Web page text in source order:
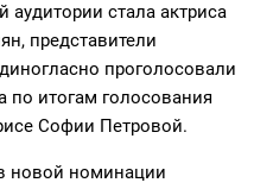
аудитории стала актриса
представители
проголосовали
по итогам голосования
Софии Петровой.
новой номинации